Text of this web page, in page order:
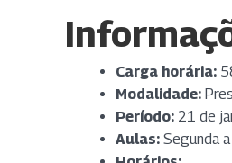
Carga horária:
Modalidade:
Período: 21 de
Aulas: Segunda